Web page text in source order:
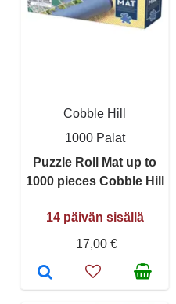
Cobble Hill
1000 Palat
Puzzle Roll Mat up to
1000 pieces Cobble Hill
14 päivän sisällä
17,00 €